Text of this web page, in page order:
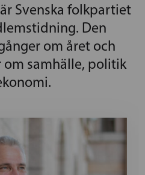
Svenska folkpartiet
Den
om året och
samhälle, politik